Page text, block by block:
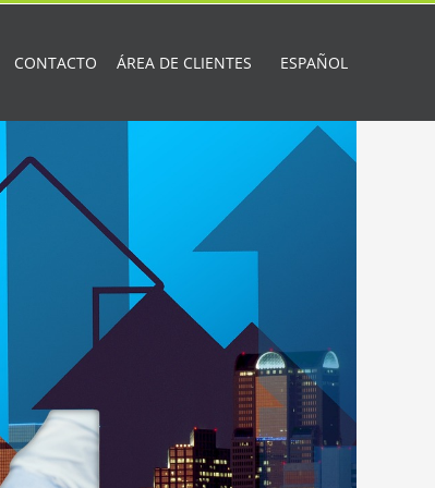
CONTACTO ÁREA DE CLIENTES ESPAÑOL